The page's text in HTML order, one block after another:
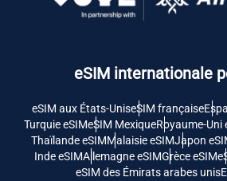
eSIM internationale
eSIM aux États-UniseSIM française
Turquie eSIMeSIM MexiqueRoyaume-Uni
Thaïlande eSIMMalaisie eSIMJapon
Inde eSIMAllemagne eSIMGrèce eSIM
eSIM des Émirats arabes unis